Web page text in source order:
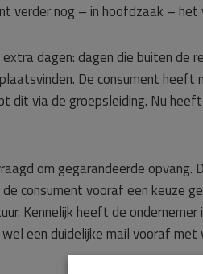
verder nog – in hoofdzaak – het
dagen: dagen die buiten de
De consument
dit via de groepsleiding. Nu
om gegarandeerde opvang.
consument vooraf een keuze
Kennelijk heeft de
een duidelijke mail vooraf met